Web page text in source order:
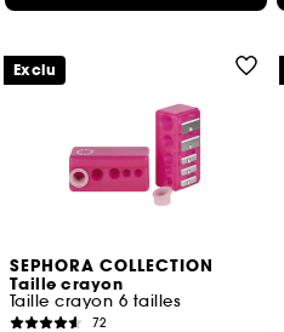
SEPHORA COLLECTION
Taille crayon
Taille crayon 6 tailles
72
Exclu